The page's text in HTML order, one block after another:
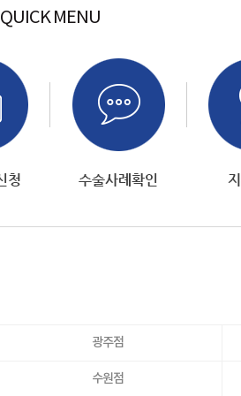
QUICK MENU
광주점
수원점